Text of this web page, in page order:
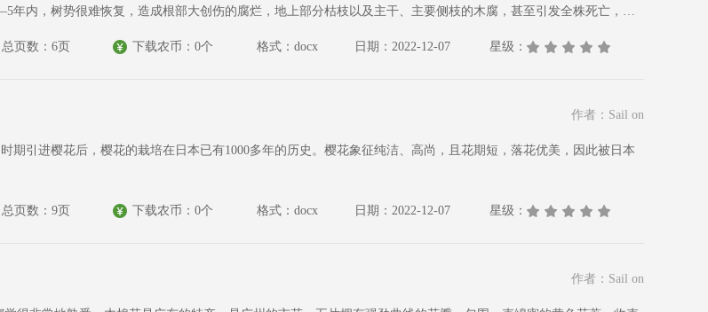
内，树势很难恢复，造成根部大创伤的腐烂，地上部分枯枝以及主干、主要侧枝的木腐，甚至引发全株死亡，从
总页数：6页 下载农币：0个 格式：docx 日期：2022-12-07 星级：
作者：Sail on
引进樱花后，樱花的栽培在日本已有1000多年的历史。樱花象征纯洁、高尚，且花期短，落花优美，因此被日本
总页数：9页 下载农币：0个 格式：docx 日期：2022-12-07 星级：
作者：Sail on